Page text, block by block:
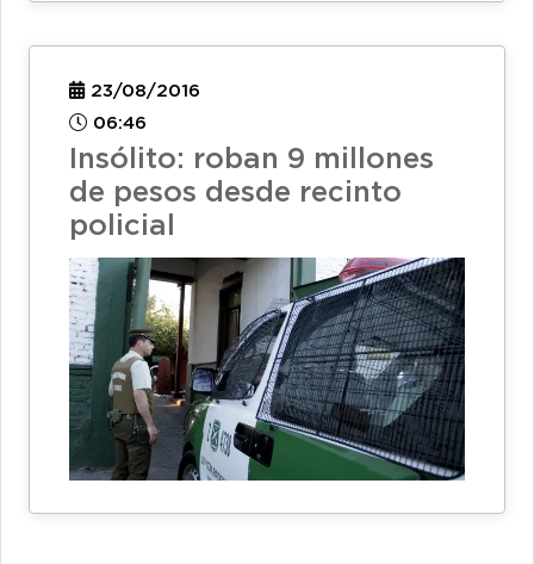
23/08/2016
06:46
Insólito: roban 9 millones
de pesos desde recinto
policial